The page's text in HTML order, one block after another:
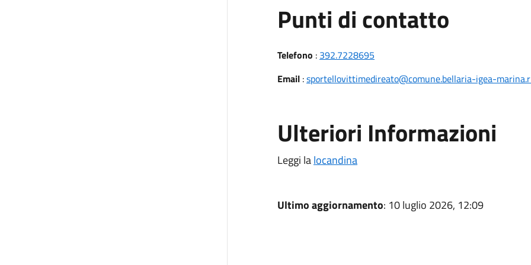
Punti di contatto
Telefono : 392.7228695
Email:sportellovittimedireato@comune.bellaria-igea-
Ulteriori Informazioni
Leggi lalocandina
Ultimo aggiornamento: 10 luglio 2026, 12:09